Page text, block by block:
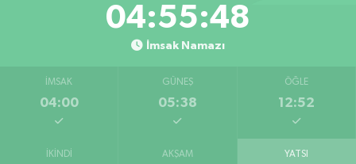
04:55:48
İmsak Namazı
İMSAK
04:00
GÜNEŞ
05:38
ÖĞLE
12:52
İKINDI AKŞAM YATSI